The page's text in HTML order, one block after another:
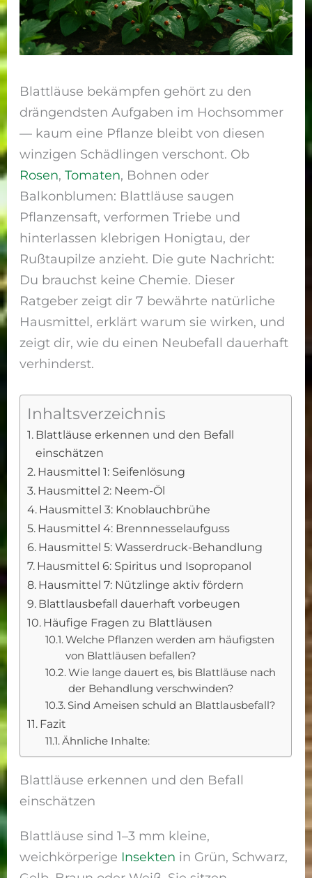
Blattläuse bekämpfen gehört zu den
drängendsten Aufgaben im Hochsommer
— kaum eine Pflanze bleibt von diesen
winzigen Schädlingen verschont. Ob
Rosen,Tomaten, Bohnen oder
Balkonblumen: Blattläuse saugen
Pflanzensaft, verformen Triebe und
hinterlassen klebrigen Honigtau, der
Rußtaupilze anzieht. Die gute Nachricht:
Du brauchst keine Chemie. Dieser
Ratgeber zeigt dir 7 bewährte natürliche
Hausmittel, erklärt warum sie wirken, und
zeigt dir, wie du einen Neubefall dauerhaft
verhinderst.
Inhaltsverzeichnis
Blattläuse erkennen und den Befall
einschätzen
Hausmittel 1: Seifenlösung
Hausmittel 2: Neem-Öl
Hausmittel 3: Knoblauchbrühe
Hausmittel 4: Brennnesselaufguss
Hausmittel 5: Wasserdruck-Behandlung
Hausmittel 6: Spiritus und Isopropanol
Hausmittel 7: Nützlinge aktiv fördern
Blattlausbefall dauerhaft vorbeugen
Häufige Fragen zu Blattläusen
Welche Pflanzen werden am häufigsten
von Blattläusen befallen?
Wie lange dauert es, bis Blattläuse nach
der Behandlung verschwinden?
Sind Ameisen schuld an Blattlausbefall?
Fazit
Ähnliche Inhalte:
Blattläuse erkennen und den Befall
einschätzen
Blattläuse sind 1–3 mm kleine,
weichkörperige Insekten in Grün, Schwarz,